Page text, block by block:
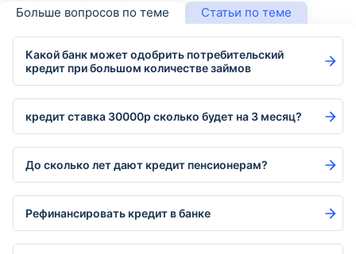
Больше вопросов по теме Статьи по теме
Какой банк может одобрить потребительский
кредит при большом количестве займов
кредит ставка 30000р сколько будет на 3 месяц?
До сколько лет дают кредит пенсионерам?
Рефинансировать кредит в банке